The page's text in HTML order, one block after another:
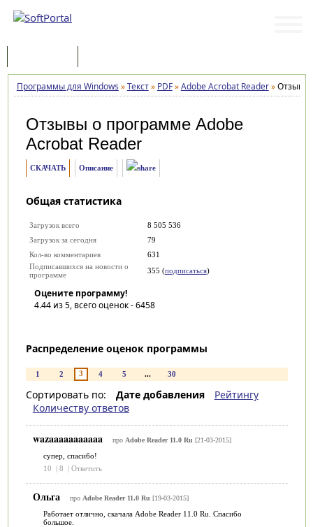
Программы для Windows »Текст» PDF»Adobe Acrobat Reader»Отзывы
Отзывы о программе Adobe
Acrobat Reader
СКАЧАТЬ Описание
Общая статистика
Загрузок всего
8 505 536
Загрузок за сегодня
79
Кол-во комментариев
631
Подписавшихся на новости о
программе
355 (подписаться)
Оцените программу!
4.44из 5, всего оценок -6458
Распределение оценок программы
1 2 3 4 5 ... 30
Сортировать по: Дате добавления
Рейтингу
Количеству ответов
wazaaaaaaaaaaa про Adobe Reader 11.0 Ru [21-03-2015]
супер, спасибо!
10
| 8 | Ответить
Ольга про Adobe Reader 11.0 Ru [19-03-2015]
Работает отлично, скачала Adobe Reader 11.0 Ru. Спасибо
большое.